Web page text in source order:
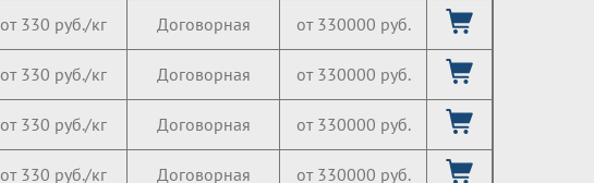
от 330 руб./кг Договорная от 330000 руб.
от 330 руб./кг Договорная от 330000 руб.
от 330 руб./кг Договорная от 330000 руб.
от 330 руб./кг Договорная от 330000 руб.